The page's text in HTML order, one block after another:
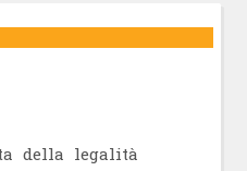
della legalità